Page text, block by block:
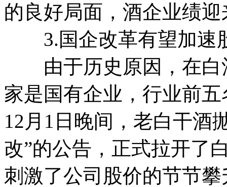
的良好局面，酒企业绩
3.国企改革有望加速
由于历史原因，在白
家是国有企业，行业前
12月1日晚间，老白干酒
改”的公告，正式拉开了
刺激了公司股价的节节